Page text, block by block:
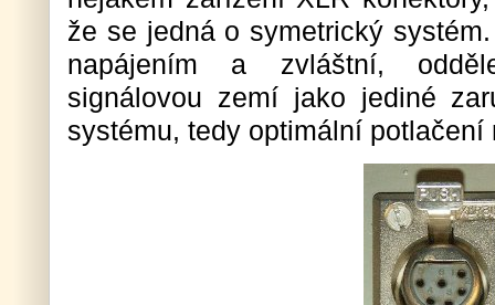
že se jedná o symetrický
napájením a zvláštní,
signálovou zemí jako jediné
systému, tedy optimální potlačení